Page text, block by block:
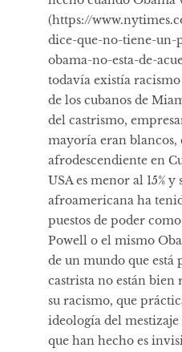
(https://
dice-que-no-tiene-un-
obama-no-esta-de-
todavía existía
de los cubanos de
del castrismo,
mayoría eran
afrodescendiente en
USA es menor al 15%
afroamericana ha
puestos de poder
Powell o el mismo
de un mundo que
castrista no están bien
su racismo, que
ideología del
que han hecho es